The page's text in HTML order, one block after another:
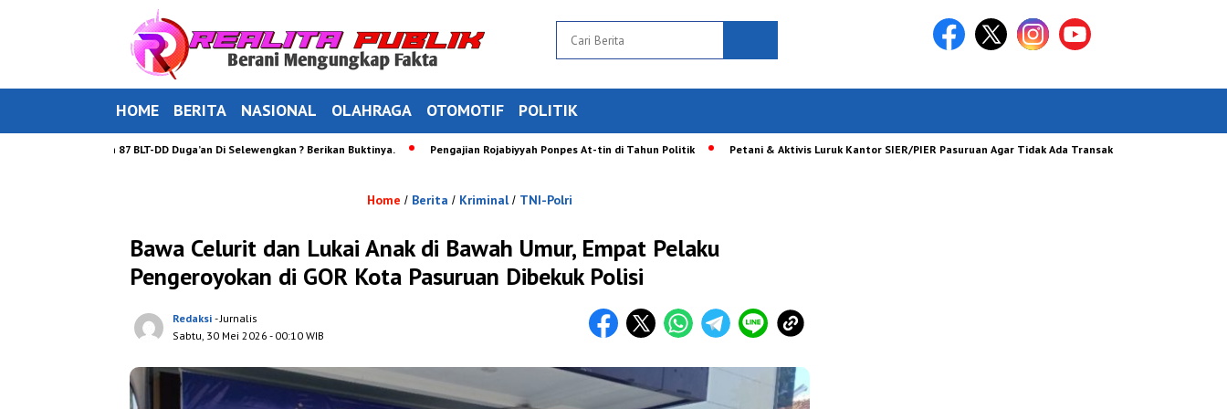
HOME BERITA NASIONAL OLAHRAGA OTOMOTIF POLITIK
Bantuan 87 BLT-DD Duga’an Di Selewengkan ? Berikan Buktinya. Pengajian Rojabiyyah Ponpes At-tin di Tahun Politik Petani & Aktivis Luruk Kantor SIER/PIER Pasuruan Agar Tidak Ada Transaksi Jual Beli Tanah Yang Diduga
Home / Berita / Kriminal/ TNI-Polri
Bawa Celurit dan Lukai Anak di Bawah Umur, Empat Pelaku
Pengeroyokan di GOR Kota Pasuruan Dibekuk Polisi
Redaksi - Jurnalis
Sabtu, 30 Mei 2026 - 00:10 WIB